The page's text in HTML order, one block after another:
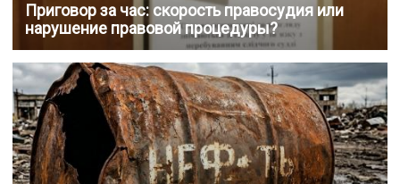
Приговор за час: скорость правосудия или
нарушение правовой процедуры?